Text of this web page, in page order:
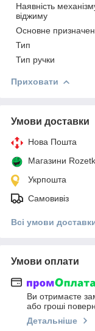
Наявність
віджиму
Основне
Тип
Тип ручки
Приховати
Умови доставки
Нова Пошта
Магазини
Укрпошта
Самовивіз
Всі умови
Умови оплати
Ви отримаєте
або гроші
Детальніше